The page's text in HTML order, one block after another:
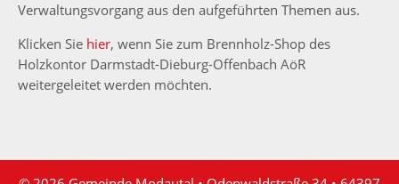
Verwaltungsvorgang aus den aufgeführten Themen aus.
Klicken Sie hier, wenn Sie zum Brennholz-Shop des
Holzkontor Darmstadt-Dieburg-Offenbach AöR
weitergeleitet werden möchten.